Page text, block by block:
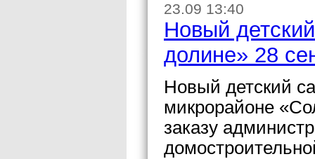
23.09 13:40
Новый
долине» 28
Новый детский
микрорайоне
заказу